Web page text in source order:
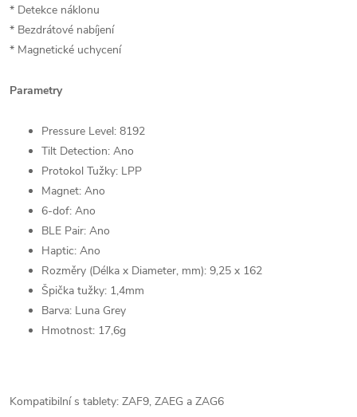
* Detekce náklonu
* Bezdrátové nabíjení
* Magnetické uchycení
Parametry
Pressure Level: 8192
Tilt Detection: Ano
Protokol Tužky: LPP
Magnet: Ano
6-dof: Ano
BLE Pair: Ano
Haptic: Ano
Rozměry (Délka x Diameter, mm): 9,25 x 162
Špička tužky: 1,4mm
Barva: Luna Grey
Hmotnost: 17,6g
Kompatibilní s tablety: ZAF9, ZAEG a ZAG6